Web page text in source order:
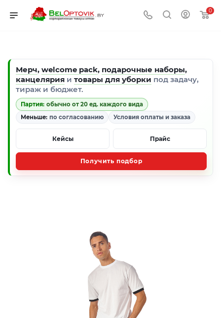
0
Мерч, welcome pack, подарочные наборы,
канцелярия и товары для уборки под задачу,
тираж и бюджет.
Партия: обычно от 20 ед. каждого вида
Меньше: по согласованию Условия оплаты и заказа
Кейсы Прайс
Получить подбор